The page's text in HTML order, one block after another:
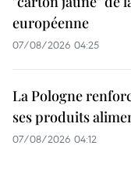
européenne
07/08/2026 04:25
La Pologne
ses produits
07/08/2026 04:12